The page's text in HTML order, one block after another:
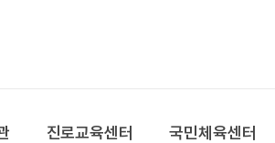
진로교육센터 국민체육센터